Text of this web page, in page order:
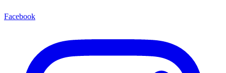
Facebook